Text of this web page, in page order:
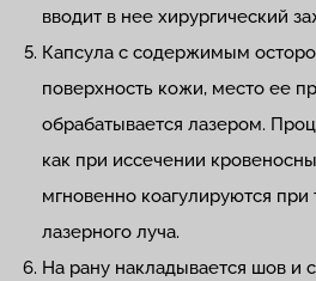
вводит в нее хирургический
Капсула с содержимым
поверхность кожи, место ее
обрабатывается лазером.
как при иссечении
мгновенно коагулируются
лазерного луча.
На рану накладывается шов и